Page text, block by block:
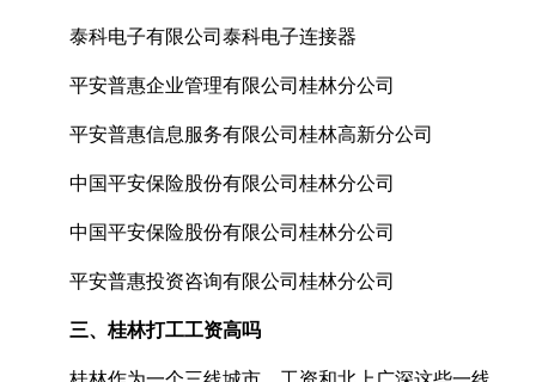
泰科电子有限公司泰科电子连接器
平安普惠企业管理有限公司桂林分公司
平安普惠信息服务有限公司桂林高新分公司
中国平安保险股份有限公司桂林分公司
中国平安保险股份有限公司桂林分公司
平安普惠投资咨询有限公司桂林分公司
三、桂林打工工资高吗